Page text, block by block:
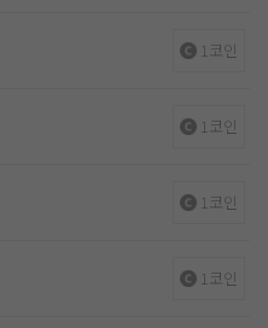
1코인
1코인
1코인
1코인